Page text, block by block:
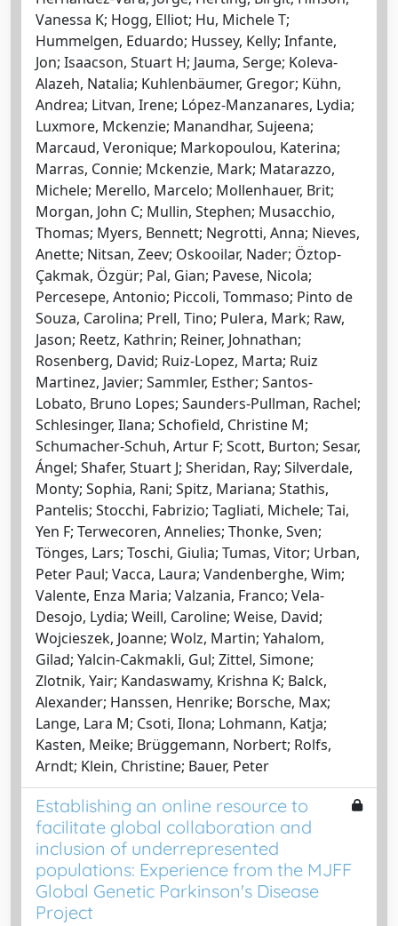
Vanessa K; Hogg, Elliot; Hu, Michele T;
Hummelgen, Eduardo; Hussey, Kelly; Infante,
Jon; Isaacson, Stuart H; Jauma, Serge; Koleva-
Alazeh, Natalia; Kuhlenbäumer, Gregor; Kühn,
Andrea; Litvan, Irene; López-Manzanares, Lydia;
Luxmore, Mckenzie; Manandhar, Sujeena;
Marcaud, Veronique; Markopoulou, Katerina;
Marras, Connie; Mckenzie, Mark; Matarazzo,
Michele; Merello, Marcelo; Mollenhauer, Brit;
Morgan, John C; Mullin, Stephen; Musacchio,
Thomas; Myers, Bennett; Negrotti, Anna; Nieves,
Anette; Nitsan, Zeev; Oskooilar, Nader; Öztop-
Çakmak, Özgür; Pal, Gian; Pavese, Nicola;
Percesepe, Antonio; Piccoli, Tommaso; Pinto de
Souza, Carolina; Prell, Tino; Pulera, Mark; Raw,
Jason; Reetz, Kathrin; Reiner, Johnathan;
Rosenberg, David; Ruiz-Lopez, Marta; Ruiz
Martinez, Javier; Sammler, Esther; Santos-
Lobato, Bruno Lopes; Saunders-Pullman, Rachel;
Schlesinger, Ilana; Schofield, Christine M;
Schumacher-Schuh, Artur F; Scott, Burton; Sesar,
Ángel; Shafer, Stuart J; Sheridan, Ray; Silverdale,
Monty; Sophia, Rani; Spitz, Mariana; Stathis,
Pantelis; Stocchi, Fabrizio; Tagliati, Michele; Tai,
Yen F; Terwecoren, Annelies; Thonke, Sven;
Tönges, Lars; Toschi, Giulia; Tumas, Vitor; Urban,
Peter Paul; Vacca, Laura; Vandenberghe, Wim;
Valente, Enza Maria; Valzania, Franco; Vela-
Desojo, Lydia; Weill, Caroline; Weise, David;
Wojcieszek, Joanne; Wolz, Martin; Yahalom,
Gilad; Yalcin-Cakmakli, Gul; Zittel, Simone;
Zlotnik, Yair; Kandaswamy, Krishna K; Balck,
Alexander; Hanssen, Henrike; Borsche, Max;
Lange, Lara M; Csoti, Ilona; Lohmann, Katja;
Kasten, Meike; Brüggemann, Norbert; Rolfs,
Arndt; Klein, Christine; Bauer, Peter
Establishing an online resource to
facilitate global collaboration and
inclusion of underrepresented
populations: Experience from the MJFF
Global Genetic Parkinson's Disease
Project